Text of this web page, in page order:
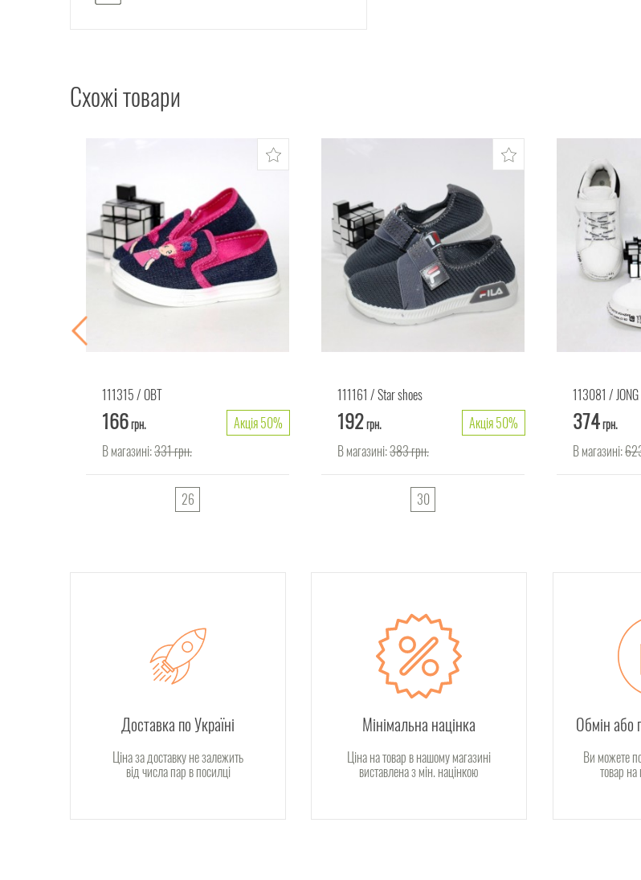
Схожі товари
111315 ОВТ
166грн.
Акція 50%
В магазині:331грн.
26
111161 Star shoes
192грн.
Акція 50%
В магазині:383грн.
30
113081
374грн.
В магазині:
Доставка по Україні
Ціна за доставку не залежить
від числа пар в посилці
Мінімальна націнка
Ціна на товар в нашому магазині
виставлена з мін. націнкою
Обмін або
Ви можете
товар на